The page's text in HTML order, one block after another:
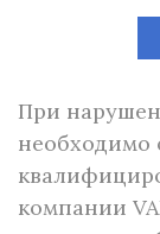
При
необходимо
компании